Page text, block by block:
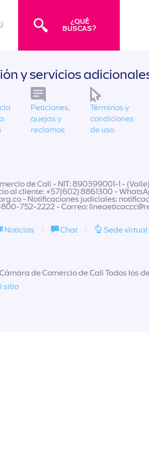
¿QUÉ
BUSCAS?
y servicios
Peticiones,
quejas y
reclamos
Términos y
condiciones
de uso
de Cali - NIT: 890399001-1 -
al cliente: +57(602) 8861300 -
- Notificaciones judiciales:
800-752-2222 - Correo:
Noticias | Chat | Sede virtual
de Comercio de Cali Todos los
sitio